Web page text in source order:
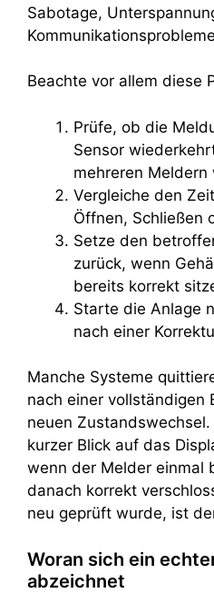
Sabotage,
Beachte vor allem diese
Prüfe, ob die
Sensor
mehreren Meldern
Vergleiche den
Öffnen, Schließen
Setze den
zurück, wenn
bereits korrekt
Starte die Anlage
nach einer
Manche Systeme
nach einer vollständigen
neuen
kurzer Blick auf das
wenn der Melder einmal
danach korrekt
neu geprüft wurde, ist
Woran sich ein
abzeichnet